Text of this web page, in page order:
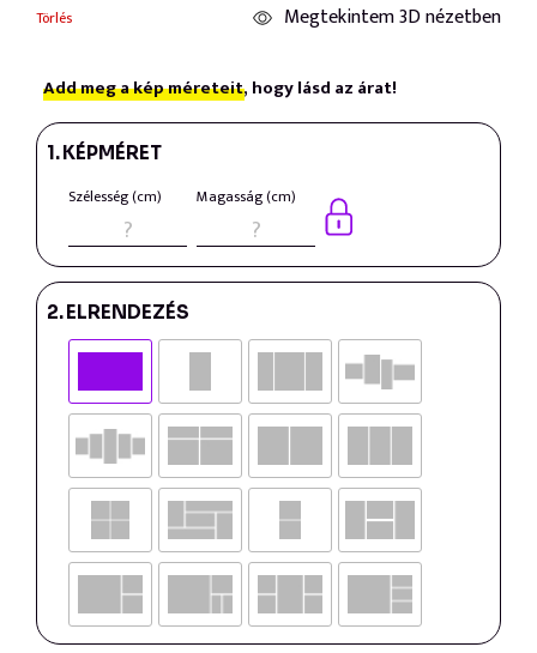
Add meg a kép méreteit, hogy lásd az árat!
1. KÉPMÉRET
Szélesség (cm) Magasság (cm)
2. ELRENDEZÉS
Törlés Megtekintem 3D nézetben